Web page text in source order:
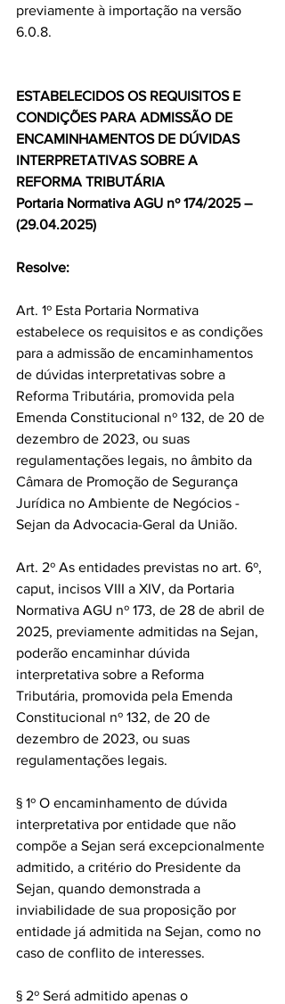
previamente à importação na versão
6.0.8.
ESTABELECIDOS OS REQUISITOS E
CONDIÇÕES PARA ADMISSÃO DE
ENCAMINHAMENTOS DE DÚVIDAS
INTERPRETATIVAS SOBRE A
REFORMA TRIBUTÁRIA
Portaria Normativa AGU nº 174/2025 –
(29.04.2025)
Resolve:
Art. 1º Esta Portaria Normativa
estabelece os requisitos e as condições
para a admissão de encaminhamentos
de dúvidas interpretativas sobre a
Reforma Tributária, promovida pela
Emenda Constitucional nº 132, de 20 de
dezembro de 2023, ou suas
regulamentações legais, no âmbito da
Câmara de Promoção de Segurança
Jurídica no Ambiente de Negócios -
Sejan da Advocacia-Geral da União.
Art. 2º As entidades previstas no art. 6º,
caput, incisos VIII a XIV, da Portaria
Normativa AGU nº 173, de 28 de abril de
2025, previamente admitidas na Sejan,
poderão encaminhar dúvida
interpretativa sobre a Reforma
Tributária, promovida pela Emenda
Constitucional nº 132, de 20 de
dezembro de 2023, ou suas
regulamentações legais.
§ 1º O encaminhamento de dúvida
interpretativa por entidade que não
compõe a Sejan será excepcionalmente
admitido, a critério do Presidente da
Sejan, quando demonstrada a
inviabilidade de sua proposição por
entidade já admitida na Sejan, como no
caso de conflito de interesses.
§ 2º Será admitido apenas o